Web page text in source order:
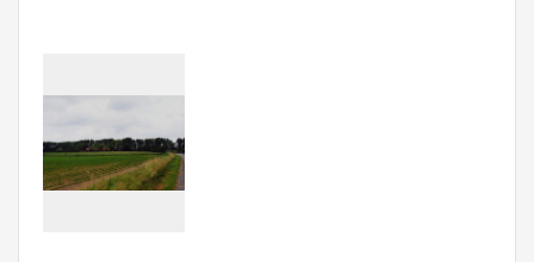
Persoon of collectief